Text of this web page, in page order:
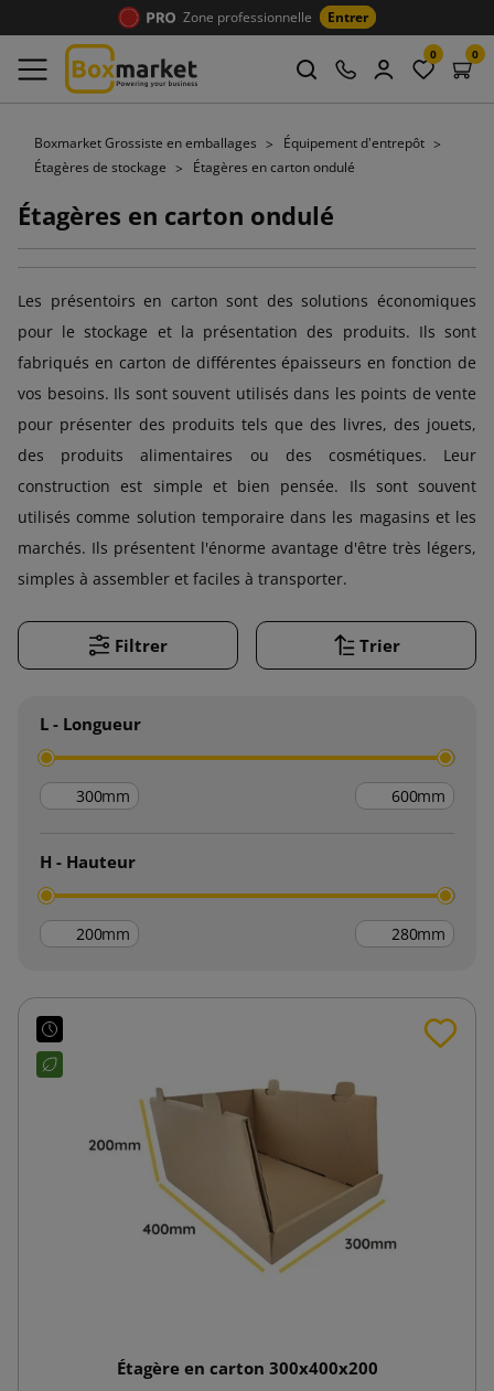
Zone professionnelle Entrer
0 0
Boxmarket Grossiste en emballages
Équipement d'entrepôt
Étagères de stockage
Étagères en carton ondulé
Étagères en carton ondulé
Les présentoirs en carton sont des solutions économiques
pour le stockage et la présentation des produits. Ils sont
fabriqués en carton de différentes épaisseurs en fonction de
vos besoins. Ils sont souvent utilisés dans les points de vente
pour présenter des produits tels que des livres, des jouets,
des produits alimentaires ou des cosmétiques. Leur
construction est simple et bien pensée. Ils sont souvent
utilisés comme solution temporaire dans les magasins et les
marchés. Ils présentent l'énorme avantage d'être très légers,
simples à assembler et faciles à transporter.
Filtrer Trier
L - Longueur
mm mm
H - Hauteur
mm mm
Étagère en carton 300x400x200